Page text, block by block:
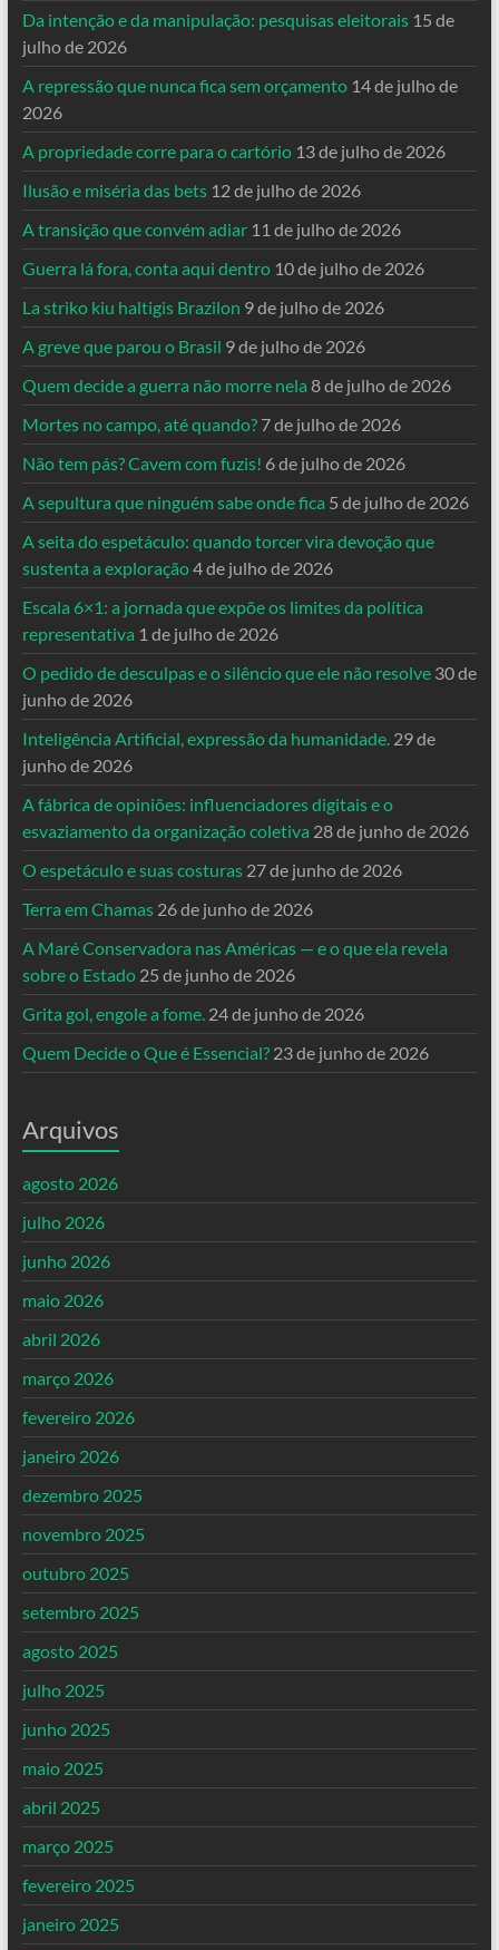
Da intenção e da manipulação: pesquisas eleitorais 15 de
julho de 2026
A repressão que nunca fica sem orçamento 14 de julho de
2026
A propriedade corre para o cartório 13 de julho de 2026
Ilusão e miséria das bets 12 de julho de 2026
A transição que convém adiar 11 de julho de 2026
Guerra lá fora, conta aqui dentro 10 de julho de 2026
La striko kiu haltigis Brazilon 9 de julho de 2026
A greve que parou o Brasil 9 de julho de 2026
Quem decide a guerra não morre nela 8 de julho de 2026
Mortes no campo, até quando? 7 de julho de 2026
Não tem pás? Cavem com fuzis! 6 de julho de 2026
A sepultura que ninguém sabe onde fica 5 de julho de 2026
A seita do espetáculo: quando torcer vira devoção que
sustenta a exploração4 de julho de 2026
Escala 6×1: a jornada que expõe os limites da política
representativa 1 de julho de 2026
O pedido de desculpas e o silêncio que ele não resolve 30 de
junho de 2026
Inteligência Artificial, expressão da humanidade. 29 de
junho de 2026
A fábrica de opiniões: influenciadores digitais e o
esvaziamento da organização coletiva 28 de junho de 2026
O espetáculo e suas costuras 27 de junho de 2026
Terra em Chamas 26 de junho de 2026
A Maré Conservadora nas Américas — e o que ela revela
sobre o Estado 25 de junho de 2026
Grita gol, engole a fome. 24 de junho de 2026
Quem Decide o Que é Essencial? 23 de junho de 2026
Arquivos
agosto 2026
julho 2026
junho 2026
maio 2026
abril 2026
março 2026
fevereiro 2026
janeiro 2026
dezembro 2025
novembro 2025
outubro 2025
setembro 2025
agosto 2025
julho 2025
junho 2025
maio 2025
abril 2025
março 2025
fevereiro 2025
janeiro 2025